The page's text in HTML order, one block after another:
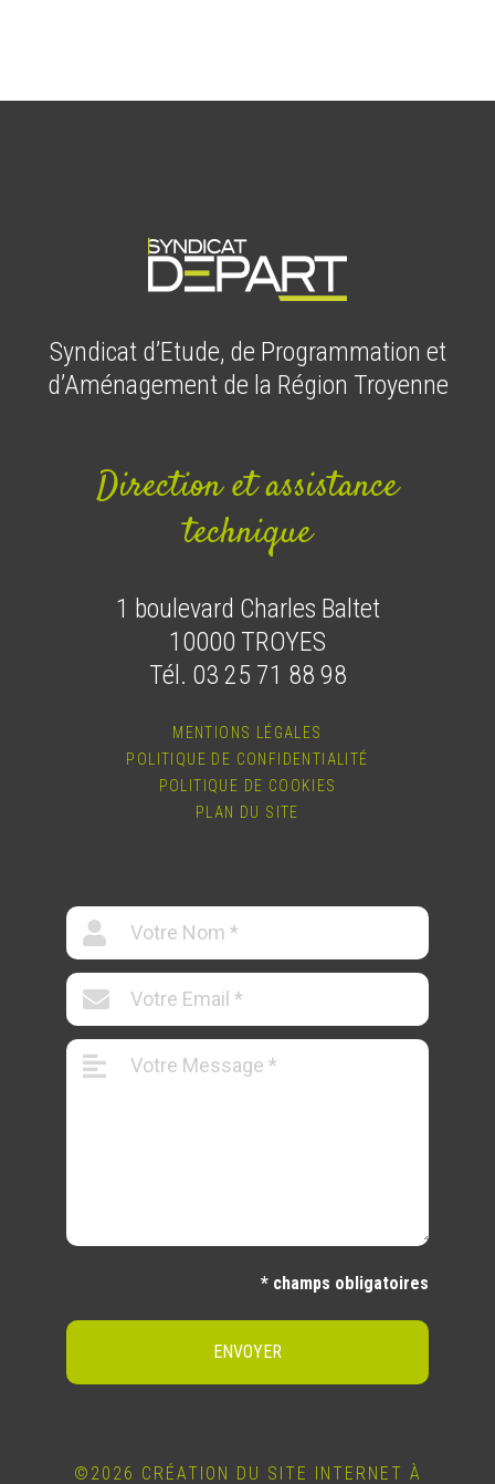
Syndicat d’Etude, de Programmation et
d’Aménagement de la Région Troyenne
Direction et assistance
technique
1 boulevard Charles Baltet
10000 TROYES
Tél. 03 25 71 88 98
MENTIONS LÉGALES
POLITIQUE DE CONFIDENTIALITÉ
POLITIQUE DE COOKIES
PLAN DU SITE
* champs obligatoires
ENVOYER
©2026 CRÉATION DU SITE INTERNET À